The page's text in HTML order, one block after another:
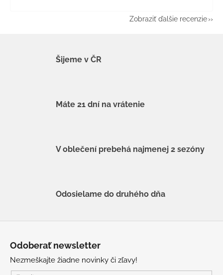
Zobraziť ďalšie recenzie
Šijeme v ČR
Máte 21 dní na vrátenie
V oblečení prebehá najmenej 2 sezóny
Odosielame do druhého dňa
Odoberať newsletter
Nezmeškajte žiadne novinky či zľavy!